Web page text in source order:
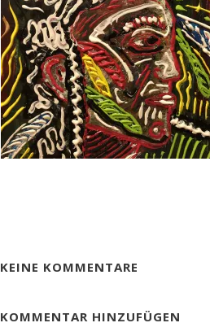
KEINE KOMMENTARE
KOMMENTAR HINZUFÜGEN